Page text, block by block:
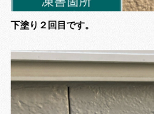
下塗り２回目です。